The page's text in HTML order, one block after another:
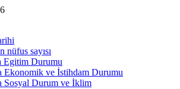
nüfus sayısı
Egitim Durumu
Ekonomik ve İstihdam Durumu
Sosyal Durum ve İklim